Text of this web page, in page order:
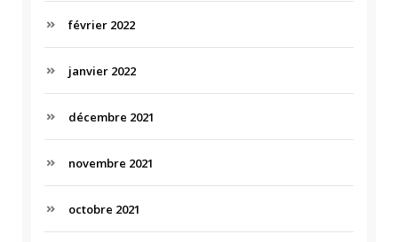
février 2022
janvier 2022
décembre 2021
novembre 2021
octobre 2021